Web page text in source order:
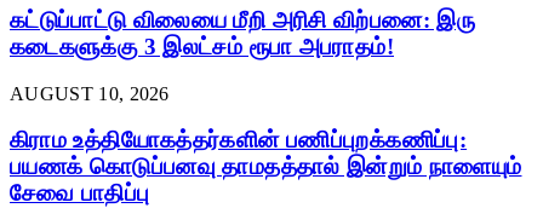
கட்டுப்பாட்டு விலையை மீறி அரிசி விற்பனை: இரு
கடைகளுக்கு 3 இலட்சம் ரூபா அபராதம்!
AUGUST 10, 2026
கிராம உத்தியோகத்தர்களின் பணிப்புறக்கணிப்பு:
பயணக் கொடுப்பனவு தாமதத்தால் இன்றும் நாளையும்
சேவை பாதிப்பு